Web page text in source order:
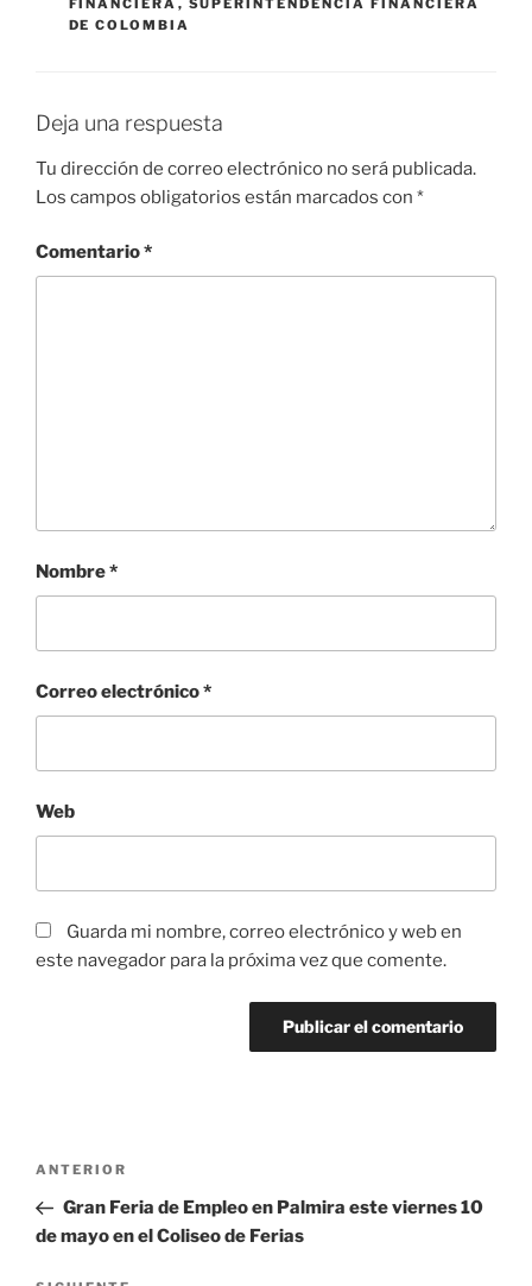
FINANCIERA , SUPERINTENDENCIA FINANCIERA
DE COLOMBIA
Deja una respuesta
Tu dirección de correo electrónico no será publicada.
Los campos obligatorios están marcados con *
Comentario*
Nombre*
Correo electrónico*
Web
Guarda mi nombre, correo electrónico y web en
este navegador para la próxima vez que comente.
Navegación
entradas
Entrada
anterior:
ANTERIOR
Gran Feria de Empleo en Palmira este viernes 10
de mayo en el Coliseo de Ferias